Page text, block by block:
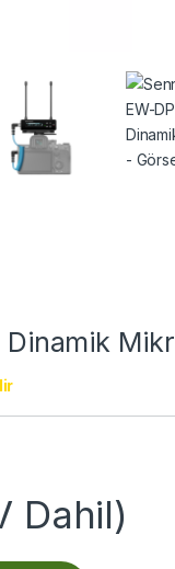
Dahil)